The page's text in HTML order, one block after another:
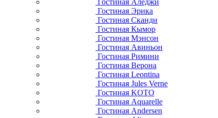
Гостиная Эрика
Гостиная Сканди
Гостиная Кымор
Гостиная Мэнсон
Гостиная Авиньон
Гостиная Римини
Гостиная Верона
Гостиная Leontina
Гостиная Jules Verne
Гостиная KOTO
Гостиная Aquarelle
Гостиная Andersen